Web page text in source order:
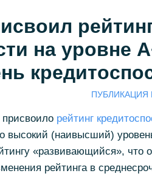
на уровне
ПУБЛИКАЦИЯ
присвоило рейтинг
высокий (наивысший)
«развивающийся», что
рейтинга в